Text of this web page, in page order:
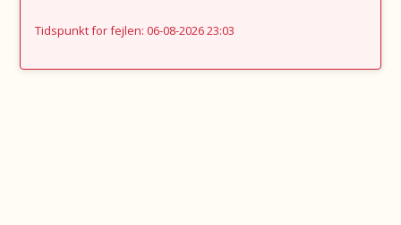
Tidspunkt for fejlen: 06-08-2026 23:03